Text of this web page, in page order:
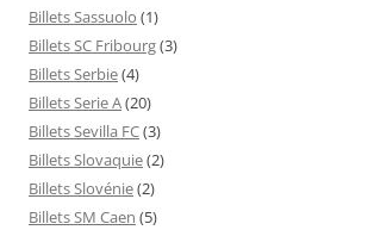
Billets Sassuolo (1)
Billets SC Fribourg(3)
Billets Serbie(4)
Billets Serie A(20)
Billets Sevilla FC(3)
Billets Slovaquie(2)
Billets Slovénie(2)
Billets SM Caen (5)